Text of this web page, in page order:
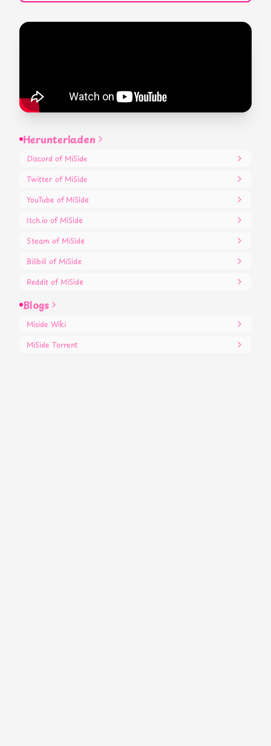
Herunterladen
Discord of MiSide
Twitter of MiSide
YouTube of MiSide
Itch.io of MiSide
Steam of MiSide
Bilibili of MiSide
Reddit of MiSide
Blogs
Miside Wiki
MiSide Torrent